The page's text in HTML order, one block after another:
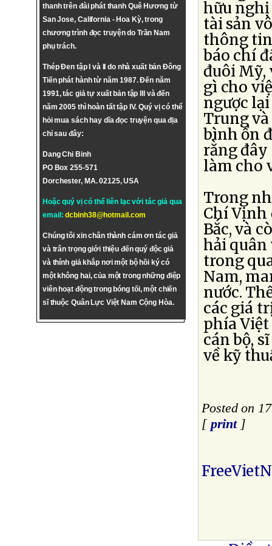
thanh trên đài phát thanh Quê Hương từ
San Jose, California - Hoa Kỳ, trong
chương trình đọc truyện do Trần Nam
phụ trách.
Thép Đen tập I và II do nhà xuất bản Đông
Tiến phát hành từ năm 1987. Đến năm
1991, tác giả tự xuất bản tập III và đến
năm 2005 thì hoàn tất tập IV. Quý vị có thể
hỏi mua sách hay dĩa đọc truyện qua địa
chỉ sau đây:
Dang Chi Binh
PO Box 255-571
Dorchester, MA. 02125, USA
Hoặc quý vị có thể liên lạc với tác giả qua
email:dcbinh38@hotmail.com
Chúng tôi xin chân thành cám ơn tác giả
và trân trọng giới thiệu đến quý độc giả
và thính giả khắp nơi một bộ hồi ký có
một không hai, của một trong những điệp
viên hoạt động trong bóng tối, một chiến
sĩ thuộc Quân Lực Việt Nam Cộng Hòa.
hữu nghị
tài sản
thông
báo chí
đuôi
gì cho
ngược
Trung
bình ổn
rằng
làm cho
Trong
Chí Vịnh
Bắc, và
hải quân
trong
Nam,
nước.
các giá
phía
cán bộ,
về kỹ
Posted on
[ print]